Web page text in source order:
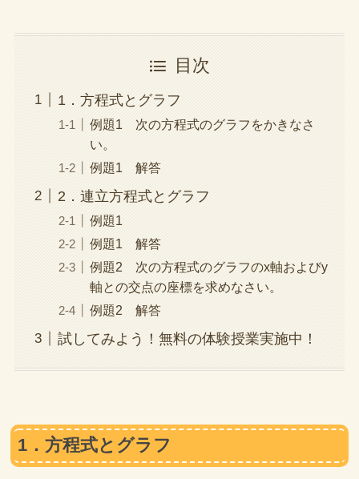
目次
1．方程式とグラフ
例題1 次の方程式のグラフをかきなさ
い。
例題1 解答
2．連立方程式とグラフ
例題1
例題1 解答
例題2 次の方程式のグラフのx軸およびy
軸との交点の座標を求めなさい。
例題2 解答
試してみよう！無料の体験授業実施中！
1．方程式とグラフ